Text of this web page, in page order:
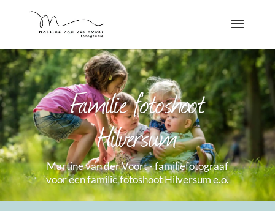
Familie fotoshoot
Hilversum
Martine van der Voort - familiefotograaf
voor een familie fotoshoot Hilversum e.o.